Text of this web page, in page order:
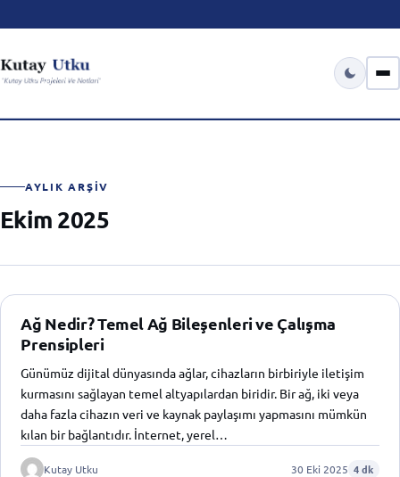
AYLIK ARŞIV
Ekim 2025
Ağ Nedir? Temel Ağ Bileşenleri ve Çalışma
Prensipleri
Günümüz dijital dünyasında ağlar, cihazların birbiriyle iletişim
kurmasını sağlayan temel altyapılardan biridir. Bir ağ, iki veya
daha fazla cihazın veri ve kaynak paylaşımı yapmasını mümkün
kılan bir bağlantıdır. İnternet, yerel…
Kutay Utku 30 Eki 2025 4 dk